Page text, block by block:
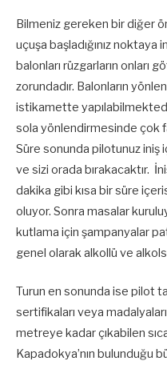
Bilmeniz gereken bir diğer
uçuşa başladığınız noktaya
balonları rüzgarların onları
zorundadır. Balonların
istikamette
sola yönlendirmesinde çok
Süre sonunda pilotunuz iniş
ve sizi orada bırakacaktır.
dakika gibi kısa bir süre
oluyor. Sonra masalar
kutlama için şampanyalar
genel olarak alkollü ve
Turun en sonunda ise pilot
sertifikaları veya
metreye kadar çıkabilen
Kapadokya’nın bulunduğu